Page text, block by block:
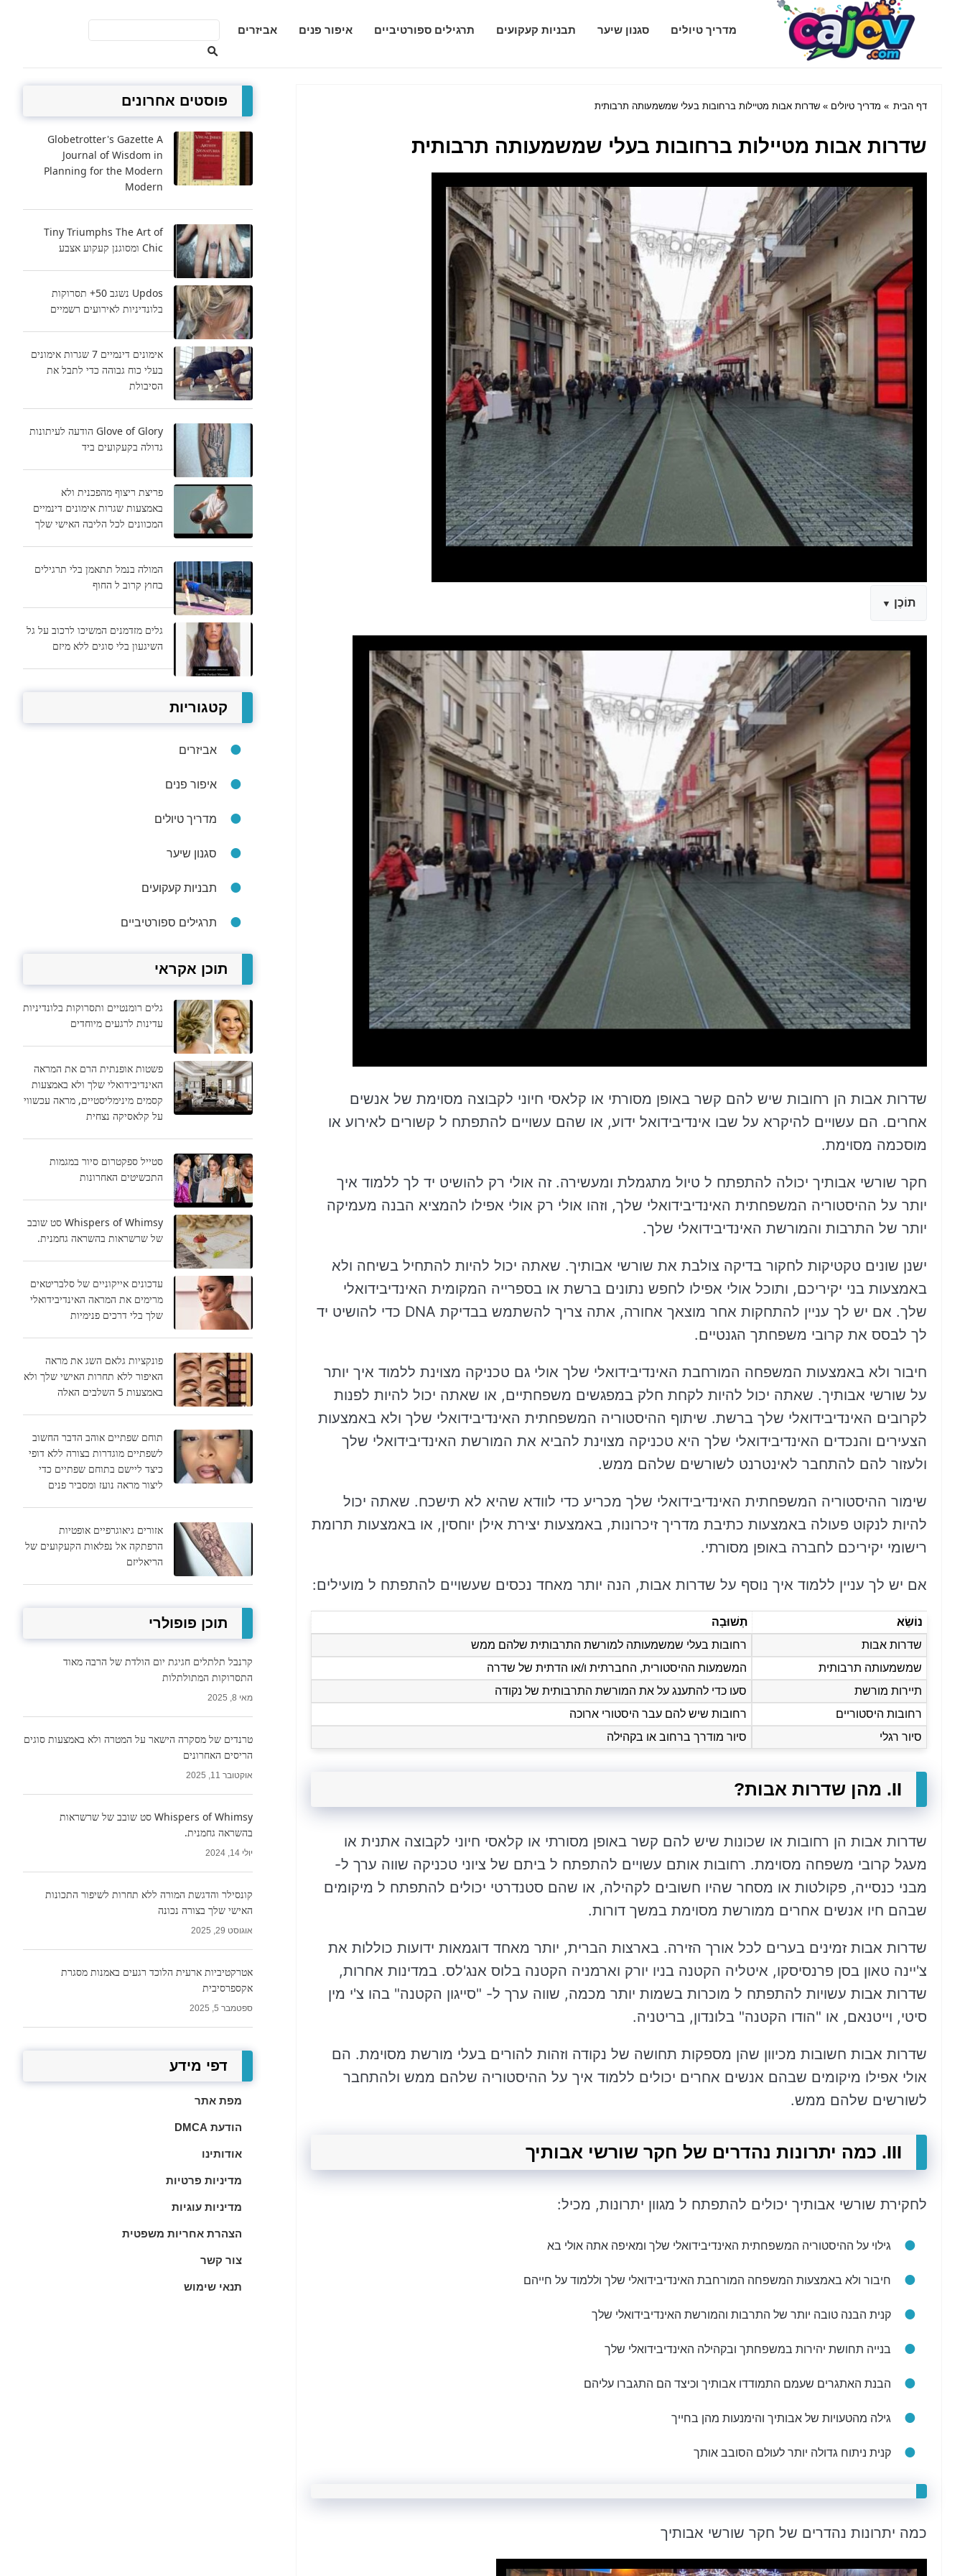
Cajov.com מדריך טיולים סגנון שיער תבניות קעקועים תרגילים ספורטיביים איפור פנים אביזרים
דף הבית » מדריך טיולים » שדרות אבות מטיילות ברחובות בעלי שמשמעותה תרבותית
שדרות אבות מטיילות ברחובות בעלי שמשמעותה תרבותית
תוֹכֶן
שדרות אבות הן רחובות שיש להם קשר באופן מסורתי או קלאסי חיוני לקבוצה מסוימת של אנשים
אחרים. הם עשויים להיקרא על שבו אינדיבידואל ידוע, או שהם עשויים להתפתח ל קשורים לאירוע או
מוסכמה מסוימת.
חקר שורשי אבותיך יכולה להתפתח ל טיול מתגמלת ומעשירה. זה אולי רק להושיט יד לך ללמוד איך
יותר על ההיסטוריה המשפחתית האינדיבידואלי שלך, וזהו אולי רק אולי אפילו להמציא הבנה מעמיקה
יותר של התרבות והמורשת האינדיבידואלי שלך.
ישנן שונים טקטיקות לחקור בדיקה צולבת את שורשי אבותיך. שאתה יכול להיות להתחיל בשיחה ולא
באמצעות בני יקיריכם, ותוכל אולי אפילו לחפש נתונים ברשת או בספרייה המקומית האינדיבידואלי
שלך. אם יש לך עניין להתחקות אחר מוצאך אחורה, אתה צריך להשתמש בבדיקת DNA כדי להושיט יד
לך לבסס את קרובי משפחתך הגנטיים.
חיבור ולא באמצעות המשפחה המורחבת האינדיבידואלי שלך אולי גם טכניקה מצוינת ללמוד איך יותר
על שורשי אבותיך. שאתה יכול להיות לקחת חלק במפגשים משפחתיים, או שאתה יכול להיות לפנות
לקרובים האינדיבידואלי שלך ברשת. שיתוף ההיסטוריה המשפחתית האינדיבידואלי שלך ולא באמצעות
הצעירים והנכדים האינדיבידואלי שלך היא טכניקה מצוינת להביא את המורשת האינדיבידואלי שלך
ולעזור להם להתחבר לאינטרנט לשורשים שלהם ממש.
שימור ההיסטוריה המשפחתית האינדיבידואלי שלך מכריע כדי לוודא שהיא לא תישכח. שאתה יכול
להיות לנקוט פעולה באמצעות כתיבת מדריך זיכרונות, באמצעות יצירת אילן יוחסין, או באמצעות תרומת
רישומי יקיריכם לחברה באופן מסורתי.
אם יש לך עניין ללמוד איך נוסף על שדרות אבות, הנה יותר מאחד נכסים שעשויים להתפתח ל מועילים:
נוֹשֵׂא
תְשׁוּבָה
שדרות אבות
רחובות בעלי שמשמעותה למורשת התרבותית שלהם ממש
שמשמעותה תרבותית
המשמעות ההיסטורית, החברתית ו/או הדתית של שדרה
תיירות מורשת
סעו כדי להתענג על את המורשת התרבותית של נקודה
רחובות היסטוריים
רחובות שיש להם עבר היסטורי ארוכה
סיור רגלי
סיור מודרך ברחוב או בקהילה
II. מהן שדרות אבות?
שדרות אבות הן רחובות או שכונות שיש להם קשר באופן מסורתי או קלאסי חיוני לקבוצה אתנית או
מעגל קרובי משפחה מסוימת. רחובות אותם עשויים להתפתח ל ביתם של ציוני טכניקה שווה ערך ל-
מבני כנסייה, פקולטות או מסחר שהיו חשובים לקהילה, או שהם סטנדרטי יכולים להתפתח ל מיקומים
שבהם חיו אנשים אחרים ממורשת מסוימת במשך דורות.
שדרות אבות זמינים בערים לכל אורך הזירה. בארצות הברית, יותר מאחד דוגמאות ידועות כוללות את
צ'יינה טאון בסן פרנסיסקו, איטליה הקטנה בניו יורק וארמניה הקטנה בלוס אנג'לס. במדינות אחרות,
שדרות אבות עשויות להתפתח ל מוכרות בשמות יותר מכמה, שווה ערך ל- "סייגון הקטנה" בהו צ'י מין
סיטי, וייטנאם, או "הודו הקטנה" בלונדון, בריטניה.
שדרות אבות חשובות מכיוון שהן מספקות תחושה של נקודה וזהות להורים בעלי מורשת מסוימת. הם
אולי אפילו מיקומים שבהם אנשים אחרים יכולים ללמוד איך על ההיסטוריה שלהם ממש ולהתחבר
לשורשים שלהם ממש.
III. כמה יתרונות נהדרים של חקר שורשי אבותיך
לחקירת שורשי אבותיך יכולים להתפתח ל מגוון יתרונות, מכיל:
גילוי על ההיסטוריה המשפחתית האינדיבידואלי שלך ומאיפה אתה אולי בא
חיבור ולא באמצעות המשפחה המורחבת האינדיבידואלי שלך וללמוד על חייהם
קנית הבנה טובה יותר של התרבות והמורשת האינדיבידואלי שלך
בנייה תחושת יהירות במשפחתך ובקהילה האינדיבידואלי שלך
הבנת האתגרים שעמם התמודדו אבותיך וכיצד הם התגברו עליהם
גילה מהטעויות של אבותיך והימנעות מהן בחייך
קנית ניתוח גדולה יותר לעולם הסובב אותך
כמה יתרונות נהדרים של חקר שורשי אבותיך
פוסטים אחרונים
Globetrotter's Gazette A
Journal of Wisdom in
Planning for the Modern
Modern
Tiny Triumphs The Art of
Chic ומסוגנן קעקוע אצבע
Updos נשגב 50+ תסרוקות
בלונדיניות לאירועים רשמיים
אימונים דינמיים 7 שגרות אימונים
בעלי כוח גבוהה כדי לתבל את
הסיבולת
Glove of Glory הודעה לעיתונות
גדולה בקעקועים ביד
פריצת ריצוף מהפכנית ולא
באמצעות שגרות אימונים דינמיים
המכוונים לכל הליבה האישי שלך
המולה בנמל תתאמן בלי תרגילים
בחוץ קרוב ל החוף
גלים מזדמנים המשיכו לרכוב על גל
השיגעון בלי סוגים ללא מיזם
קטגוריות
אביזרים
איפור פנים
מדריך טיולים
סגנון שיער
תבניות קעקועים
תרגילים ספורטיביים
תוכן אקראי
גלים רומנטיים ותסרוקות בלונדיניות
עדינות לרגעים מיוחדים
פשטות אופנתית הרם את המראה
האינדיבידואלי שלך ולא באמצעות
קסמים מינימליסטיים, מראה עכשווי
על קלאסיקה נצחית
סטייל ספקטרום סיור במגמות
התכשיטים האחרונות
Whispers of Whimsy סט שובב
של שרשראות בהשראה גחמנית.
עדכונים אייקוניים של סלבריטאים
מרימים את המראה האינדיבידואלי
שלך בלי דרכים פנימיות
פונקציות גלאם השג את מראה
האיפור ללא תחרות האישי שלך ולא
באמצעות 5 השלבים האלה
תוחם שפתיים אוהב הדבר החשוב
לשפתיים מוגדרות בצורה ללא דופי
כיצד ליישם בתוחם שפתיים כדי
ליצור מראה נועז ומסביר פנים
אזורים גיאוגרפיים אופטיות
הרפתקה אל נפלאות הקעקועים של
הריאליזם
תוכן פופולרי
קרנבל תלתלים חגיגת יום הולדת של הרבה מאוד
התסרוקות המתולתלות
מאי 8, 2025
טרנדים של מסקרה הישאר על המטרה ולא באמצעות סוגים
הריסים האחרונים
אוקטובר 11, 2025
Whispers of Whimsy סט שובב של שרשראות
בהשראה גחמנית.
יולי 14, 2024
קונסילר והדגשת המורה ללא תחרות לשיפור התכונות
האישי שלך בצורה נכונה
אוגוסט 29, 2025
אטרקטיביות ארעית הלוכד רגעים באמנות מסגרת
אקספרסיבית
ספטמבר 5, 2025
דפי מידע
מפת אתר
הודעת DMCA
אודותינו
מדיניות פרטיות
מדיניות עוגיות
הצהרת אחריות משפטית
צור קשר
תנאי שימוש